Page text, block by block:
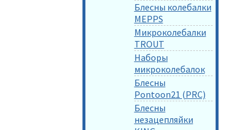
Блесны колебалки
MEPPS
Микроколебалки
TROUT
Наборы
микроколебалок
Блесны
Pontoon21 (PRC)
Блесны
незацепляйки